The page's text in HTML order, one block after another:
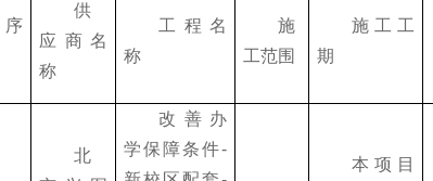
序
供
应商名
称
工程名
称
施
工范围
施工工
期
北
改善办
学保障条件-
本项目